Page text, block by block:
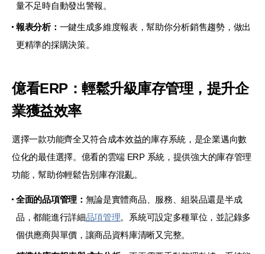
量不足時自動發出警報。
報表分析： 一鍵生成多維度報表，幫助你分析銷售趨勢，做出
更精準的採購決策。
億看ERP：輕鬆升級庫存管理，提升企
業獲益效率
選擇一款功能齊全又符合成本效益的庫存系統，是企業邁向數
位化的最佳選擇。億看的雲端 ERP 系統，提供強大的庫存管理
功能，幫助你輕鬆告別庫存混亂。
全面的品項管理： 無論是實體商品、服務、組裝品還是半成
品，都能進行詳細品項管理。系統可設定多種單位，並記錄多
個供應商與單價，讓商品資料庫清晰又完整。